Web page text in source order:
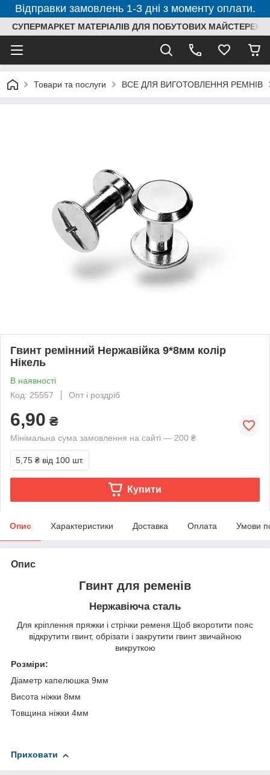
Відправки замовлень 1-3 дні з моменту оплати.
СУПЕРМАРКЕТ МАТЕРІАЛІВ ДЛЯ ПОБУТОВИХ МАЙСТЕРЕНЬ
Товари та послуги ВСЕ ДЛЯ ВИГОТОВЛЕННЯ РЕМНІВ
Гвинт ремінний Нержавійка 9*8мм колір
Нікель
В наявності
Код: 25557
Опт і роздріб
6,90 ₴
Мінімальна сума замовлення на сайті — 200 ₴
5,75 ₴ від 100 шт.
Купити
Опис Характеристики Доставка Оплата Умови
Опис
Гвинт для ременів
Нержавіюча сталь
Для кріплення пряжки і стрічки ременя.Щоб вкоротити пояс
відкрутити гвинт, обрізати і закрутити гвинт звичайною
викруткою
Розміри:
Діаметр капелюшка 9мм
Висота ніжки 8мм
Товщина ніжки 4мм
Приховати